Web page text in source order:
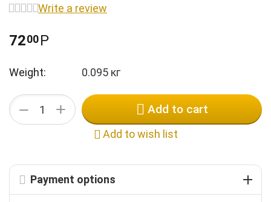
Write a review
7200 Р
Weight: 0.095 кг
+
− Add to cart
Add to wish list
Payment options